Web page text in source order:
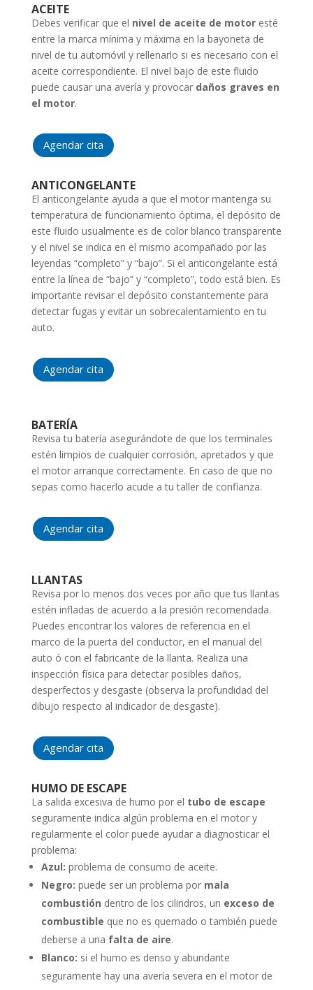
ACEITE
Debes verificar que el nivel de aceite de motor esté
entre la marca mínima y máxima en la bayoneta de
nivel de tu automóvil y rellenarlo si es necesario con el
aceite correspondiente. El nivel bajo de este fluido
puede causar una avería y provocar daños graves en
el motor.
Agendar cita
ANTICONGELANTE
El anticongelante ayuda a que el motor mantenga su
temperatura de funcionamiento óptima, el depósito de
este fluido usualmente es de color blanco transparente
y el nivel se indica en el mismo acompañado por las
leyendas “completo” y “bajo”. Si el anticongelante está
entre la línea de “bajo” y “completo”, todo está bien. Es
importante revisar el depósito constantemente para
detectar fugas y evitar un sobrecalentamiento en tu
auto.
Agendar cita
BATERÍA
Revisa tu batería asegurándote de que los terminales
estén limpios de cualquier corrosión, apretados y que
el motor arranque correctamente. En caso de que no
sepas como hacerlo acude a tu taller de confianza.
Agendar cita
LLANTAS
Revisa por lo menos dos veces por año que tus llantas
estén infladas de acuerdo a la presión recomendada.
Puedes encontrar los valores de referencia en el
marco de la puerta del conductor, en el manual del
auto ó con el fabricante de la llanta. Realiza una
inspección física para detectar posibles daños,
desperfectos y desgaste (observa la profundidad del
dibujo respecto al indicador de desgaste).
Agendar cita
HUMO DE ESCAPE
La salida excesiva de humo por el tubo de escape
seguramente indica algún problema en el motor y
regularmente el color puede ayudar a diagnosticar el
problema:
Azul: problema de consumo de aceite.
Negro: puede ser un problema por mala
combustión dentro de los cilindros, un exceso de
combustible que no es quemado o también puede
deberse a una falta de aire.
Blanco: si el humo es denso y abundante
seguramente hay una avería severa en el motor de